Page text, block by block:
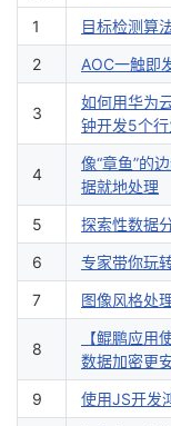
1
目标检测算
2
AOC一触即
3
如何用华为
钟开发5个
4
像“章鱼”的
据就地处理
5
探索性数据
6
专家带你玩
7
图像风格处
8
【鲲鹏应用
数据加密更
9
使用JS开发